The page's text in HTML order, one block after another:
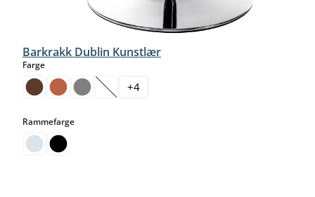
Barkrakk Dublin Kunstlær
Fargeselect
(Dette alternativet er foreløpig ikke tilgjengelig.)
+4
Rammefargeselect